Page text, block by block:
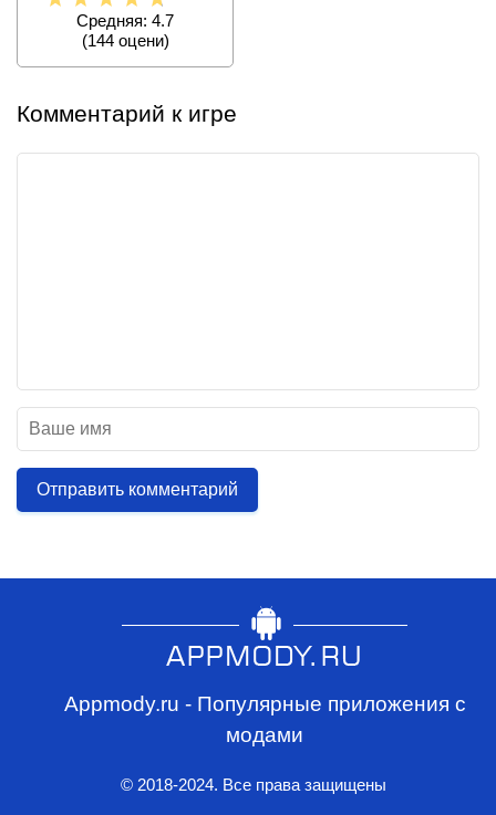
Средняя: 4.7
(144оцени)
Комментарий к игре
Отправить комментарий
Appmody.ru - Популярные приложения с
модами
© 2018-2024. Все права защищены